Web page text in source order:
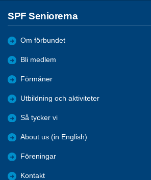
SPF Seniorerna
Om förbundet
Bli medlem
Förmåner
Utbildning och aktiviteter
Så tycker vi
About us (in English)
Föreningar
Kontakt